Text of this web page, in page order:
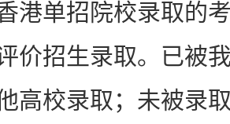
单招院校录取的考
价招生录取。已被
高校录取；未被录